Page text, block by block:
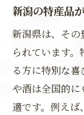
新潟の特産品
新潟県は、そ
られています
る方に特別な
や酒は全国的
適です。例えば